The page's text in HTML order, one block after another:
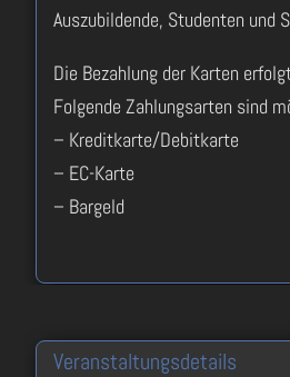
Auszubildende, Studenten und
Die Bezahlung der Karten
Folgende Zahlungsarten sind
– Kreditkarte/Debitkarte
– EC-Karte
– Bargeld
Veranstaltungsdetails